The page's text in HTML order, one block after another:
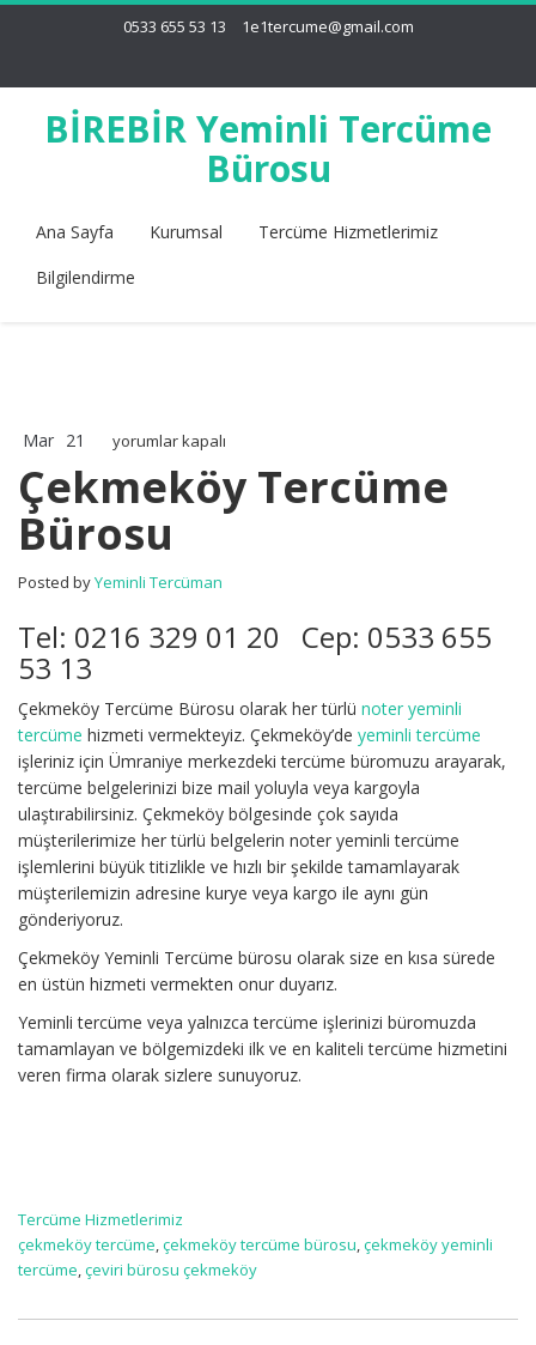
0533 655 53 13 1e1tercume@gmail.com
BİREBİR Yeminli Tercüme
Bürosu
Ana Sayfa Kurumsal
Tercüme Hizmetlerimiz
Bilgilendirme
Mar 21
Çekmeköy
Bürosu
yorumlar kapalı
Çekmeköy Tercüme
Bürosu
Posted byYeminli Tercüman
Tel: 0216 329 01 20 Cep: 0533 655
53 13
Çekmeköy Tercüme Bürosu olarak her türlü noter yeminli
tercüme hizmeti vermekteyiz. Çekmeköy’de yeminli tercüme
işleriniz için Ümraniye merkezdeki tercüme büromuzu arayarak,
tercüme belgelerinizi bize mail yoluyla veya kargoyla
ulaştırabilirsiniz. Çekmeköy bölgesinde çok sayıda
müşterilerimize her türlü belgelerin noter yeminli tercüme
işlemlerini büyük titizlikle ve hızlı bir şekilde tamamlayarak
müşterilemizin adresine kurye veya kargo ile aynı gün
gönderiyoruz.
Çekmeköy Yeminli Tercüme bürosu olarak size en kısa sürede
en üstün hizmeti vermekten onur duyarız.
Yeminli tercüme veya yalnızca tercüme işlerinizi büromuzda
tamamlayan ve bölgemizdeki ilk ve en kaliteli tercüme hizmetini
veren firma olarak sizlere sunuyoruz.
Tercüme Hizmetlerimiz
çekmeköy tercüme,çekmeköy tercüme bürosu,çekmeköy yeminli
tercüme,çeviri bürosu çekmeköy